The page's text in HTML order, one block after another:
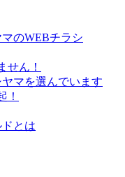
のWEBチラシ
せん！
マを選んでいます
！
ドとは